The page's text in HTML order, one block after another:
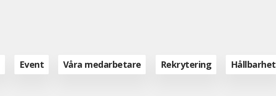
Event Våra medarbetare Rekrytering Hållbarhet